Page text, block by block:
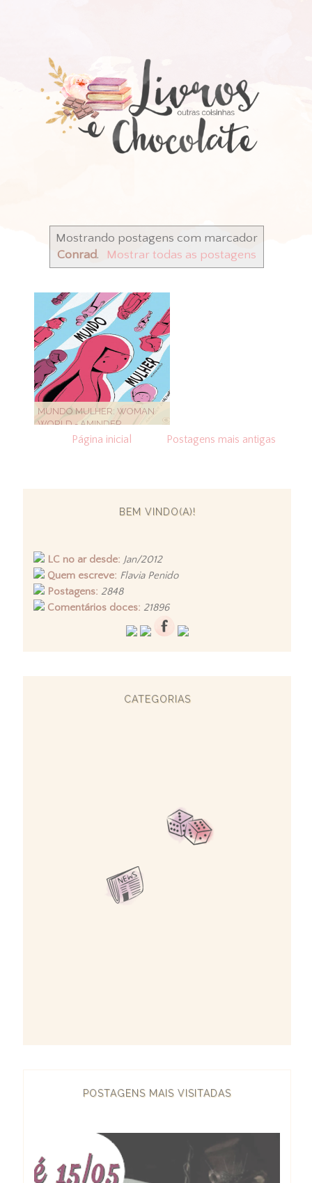
Mostrando postagens com marcador
Conrad. Mostrar todas as postagens
MUNDO MULHER: WOMAN
WORLD - AMINDER
DHALINWAL
Postagens mais antigas
Página inicial
BEM VINDO(A)!
LC no ar desde: Jan/2012
Quem escreve: Flavia Penido
Postagens: 2848
Comentários doces: 21896
CATEGORIAS
POSTAGENS MAIS VISITADAS